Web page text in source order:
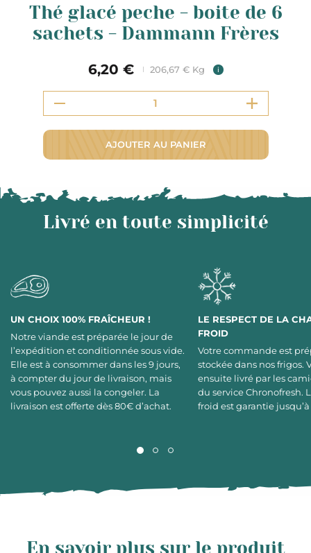
Thé glacé peche - boite de 6
sachets - Dammann Frères
6,20 € 206,67 € Kg i
AJOUTER AU PANIER
Livré en toute simplicité
UN CHOIX 100% FRAÎCHEUR !
Notre viande est préparée le jour de
l’expédition et conditionnée sous vide.
Elle est à consommer dans les 9 jours,
à compter du jour de livraison, mais
vous pouvez aussi la congeler. La
livraison est offerte dès 80€ d’achat.
LE RESPECT DE LA
FROID
Votre commande est
stockée dans nos frigos.
ensuite livré par les
du service Chronofresh.
froid est garantie
En savoir plus sur le produit